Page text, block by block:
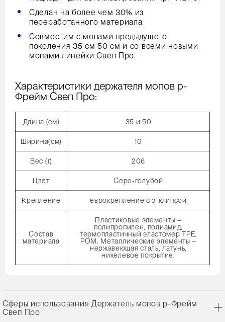
Сделан на более чем 30% из
переработанного материала.
Совместим с мопами предыдущего
поколения 35 см 50 см и со всеми новыми
мопами линейки Свеп Про.
Характеристики держателя мопов р-
Фрейм Свеп Про:
Длина (cм) 35 и 50
Ширина(cм) 10
Вес (г) 206
Цвет Серо-голубой
Крепление еврокрепление с э-клипсой
Состав
материала
Пластиковые элементы –
полипропилен, полиамид,
термопластичный эластомер TPE,
POM. Металлические элементы –
нержавеющая сталь, латунь,
никелевое покрытие.
Сферы использования Держатель мопов р-Фрейм
Свеп Про